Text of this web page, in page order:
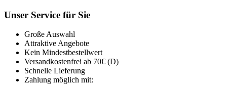
Unser Service für Sie
Große Auswahl
Attraktive Angebote
Kein Mindestbestellwert
Versandkostenfrei ab 70€ (D)
Schnelle Lieferung
Zahlung möglich mit: